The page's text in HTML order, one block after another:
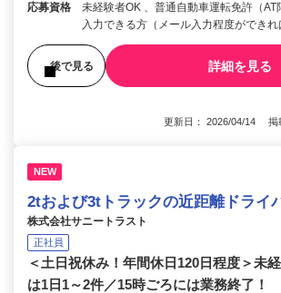
応募資格
未経験者OK 、普通自動車運転免許（AT
入力できる方（メール入力程度ができれ
後で見る 詳細を見る
更新日： 2026/04/14 掲
NEW
2tおよび3tトラックの近距離ドライ
株式会社サニートラスト
正社員
＜土日祝休み！年間休日120日程度＞未
は1日1～2件／15時ごろには業務終了！